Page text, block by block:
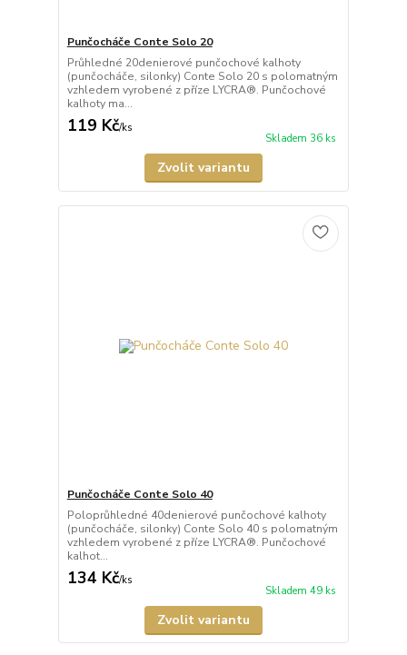
Punčocháče Conte Solo 20
Průhledné 20denierové punčochové kalhoty
(punčocháče, silonky) Conte Solo 20 s polomatným
vzhledem vyrobené z příze LYCRA®. Punčochové
kalhoty ma...
119 Kč/ks
Skladem 36 ks
Zvolit variantu
Punčocháče Conte Solo 40
Poloprůhledné 40denierové punčochové kalhoty
(punčocháče, silonky) Conte Solo 40 s polomatným
vzhledem vyrobené z příze LYCRA®. Punčochové
kalhot...
134 Kč/ks
Skladem 49 ks
Zvolit variantu